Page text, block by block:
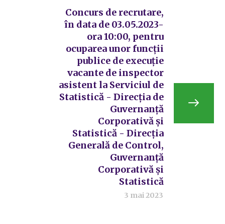
Concurs de recrutare,
în data de 03.05.2023-
ora 10:00, pentru
ocuparea unor funcții
publice de execuție
vacante de inspector
asistent la Serviciul de
Statistică - Direcția de
Guvernanță
Corporativă și
Statistică - Direcția
Generală de Control,
Guvernanță
Corporativă și
Statistică
3 mai 2023